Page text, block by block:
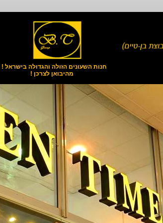
חנות השעונים הזולה והגדולה בישראל !
מהיבואן לצרכן !